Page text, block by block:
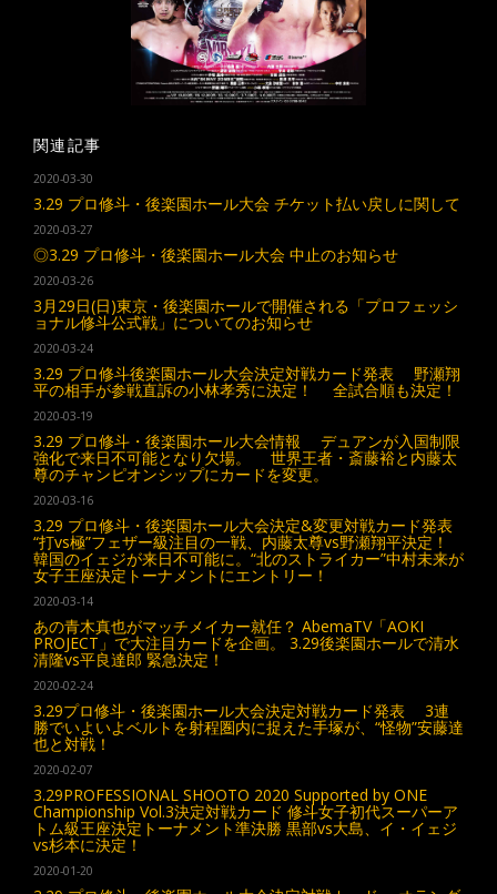
関連記事
2020-03-30
3.29 プロ修斗・後楽園ホール大会 チケット払い戻しに関して
2020-03-27
◎3.29 プロ修斗・後楽園ホール大会 中止のお知らせ
2020-03-26
3月29日(日)東京・後楽園ホールで開催される「プロフェッシ
ョナル修斗公式戦」についてのお知らせ
2020-03-24
3.29 プロ修斗後楽園ホール大会決定対戦カード発表 野瀬翔
平の相手が参戦直訴の小林孝秀に決定！ 全試合順も決定！
2020-03-19
3.29 プロ修斗・後楽園ホール大会情報 デュアンが入国制限
強化で来日不可能となり欠場。 世界王者・斎藤裕と内藤太
尊のチャンピオンシップにカードを変更。
2020-03-16
3.29 プロ修斗・後楽園ホール大会決定&変更対戦カード発表
“打vs極”フェザー級注目の一戦、内藤太尊vs野瀬翔平決定！
韓国のイェジが来日不可能に。“北のストライカー”中村未来が
女子王座決定トーナメントにエントリー！
2020-03-14
あの青木真也がマッチメイカー就任？ AbemaTV「AOKI
PROJECT」で大注目カードを企画。 3.29後楽園ホールで清水
清隆vs平良達郎 緊急決定！
2020-02-24
3.29プロ修斗・後楽園ホール大会決定対戦カード発表 3連
勝でいよいよベルトを射程圏内に捉えた手塚が、“怪物”安藤達
也と対戦！
2020-02-07
3.29PROFESSIONAL SHOOTO 2020 Supported by ONE
Championship Vol.3決定対戦カード 修斗女子初代スーパーア
トム級王座決定トーナメント準決勝 黒部vs大島、イ・イェジ
vs杉本に決定！
2020-01-20